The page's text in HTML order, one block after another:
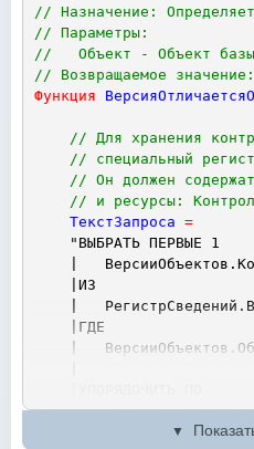
// Назначение:
// Параметры:
//   Объект - Объект базы
// Возвращаемое
Функция
// Для хранения
// специальный
// Он должен
// и ресурсы:
ТекстЗапроса =
"ВЫБРАТЬ ПЕРВЫЕ 1
|
|ИЗ
|
|ГДЕ
|
|